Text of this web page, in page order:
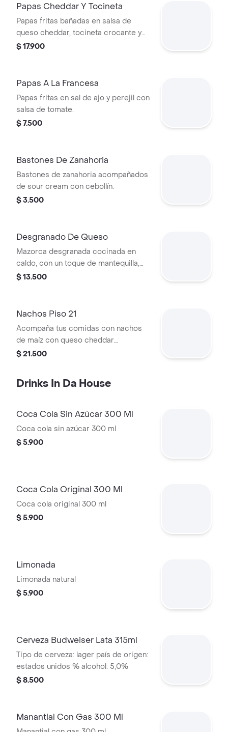
Papas Cheddar Y Tocineta
Papas fritas bañadas en salsa de
queso cheddar, tocineta crocante y
cebollín.
$ 17.900
Papas A La Francesa
Papas fritas en sal de ajo y perejil con
salsa de tomate.
$ 7.500
Bastones De Zanahoria
Bastones de zanahoria acompañados
de sour cream con cebollín.
$ 3.500
Desgranado De Queso
Mazorca desgranada cocinada en
caldo, con un toque de mantequilla,
mayonesa y queso fresco.
$ 13.500
Nachos Piso 21
Acompaña tus comidas con nachos
de maíz con queso cheddar
derretido, frijol negro, pico de gallo,
$ 21.500
Drinks In Da House
Coca Cola Sin Azúcar 300 Ml
Coca cola sin azúcar 300 ml
$ 5.900
Coca Cola Original 300 Ml
Coca cola original 300 ml
$ 5.900
Limonada
Limonada natural
$ 5.900
Cerveza Budweiser Lata 315ml
Tipo de cerveza: lager país de origen:
estados unidos % alcohol: 5,0%
$ 8.500
Manantial Con Gas 300 Ml